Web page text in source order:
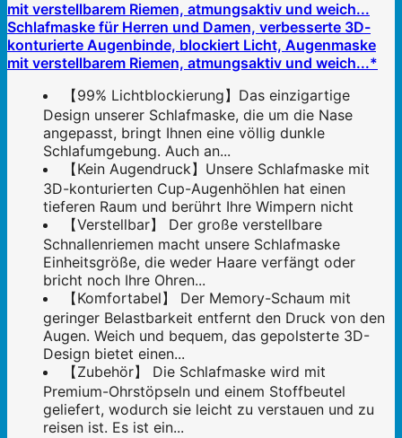
Schlafmaske für Herren und Damen, verbesserte 3D-
konturierte Augenbinde, blockiert Licht, Augenmaske
mit verstellbarem Riemen, atmungsaktiv und weich...*
【99% Lichtblockierung】Das einzigartige
Design unserer Schlafmaske, die um die Nase
angepasst, bringt Ihnen eine völlig dunkle
Schlafumgebung. Auch an...
【Kein Augendruck】Unsere Schlafmaske mit
3D-konturierten Cup-Augenhöhlen hat einen
tieferen Raum und berührt Ihre Wimpern nicht
【Verstellbar】 Der große verstellbare
Schnallenriemen macht unsere Schlafmaske
Einheitsgröße, die weder Haare verfängt oder
bricht noch Ihre Ohren...
【Komfortabel】 Der Memory-Schaum mit
geringer Belastbarkeit entfernt den Druck von den
Augen. Weich und bequem, das gepolsterte 3D-
Design bietet einen...
【Zubehör】 Die Schlafmaske wird mit
Premium-Ohrstöpseln und einem Stoffbeutel
geliefert, wodurch sie leicht zu verstauen und zu
reisen ist. Es ist ein...